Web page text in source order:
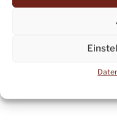
Paket-International